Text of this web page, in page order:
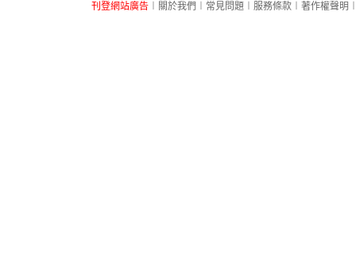
刊登網站廣告 關於我們 常見問題 服務條款 著作權聲明